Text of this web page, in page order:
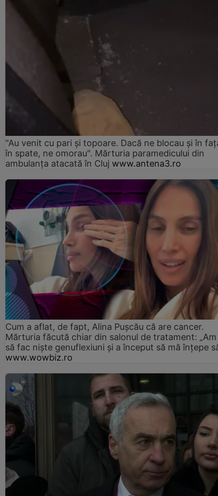
"Au venit cu pari și topoare. Dacă ne blocau şi în
în spate, ne omorau". Mărturia paramedicului din
ambulanţa atacată în Cluj www.antena3.ro
Cum a aflat, de fapt, Alina Pușcău că are cancer.
Mărturia făcută chiar din salonul de tratament:
să fac niște genuflexiuni și a început să mă înțepe
www.wowbiz.ro